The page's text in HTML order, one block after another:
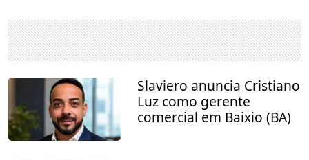
Slaviero anuncia Cristiano
Luz como gerente
comercial em Baixio (BA)